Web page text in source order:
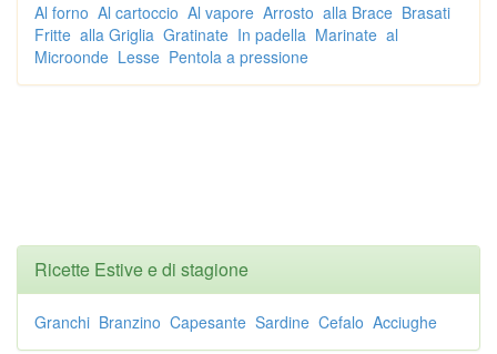
Al forno Al cartoccio Al vapore Arrosto alla Brace Brasati
Fritte alla Griglia Gratinate In padella Marinate al
Microonde Lesse Pentola a pressione
Ricette Estive e di stagione
Granchi Branzino Capesante Sardine Cefalo Acciughe